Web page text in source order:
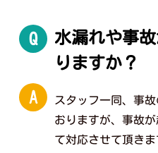
Q 水漏れや事
りますか？
A
スタッフ一同、事
おりますが、事故
て対応させて頂き